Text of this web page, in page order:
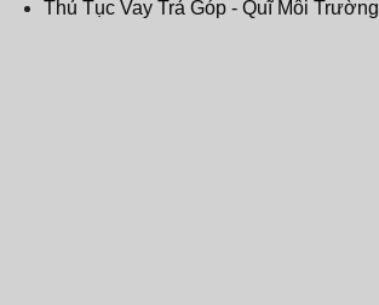
Thủ Tục Vay Trả Góp - Quĩ Môi Trường